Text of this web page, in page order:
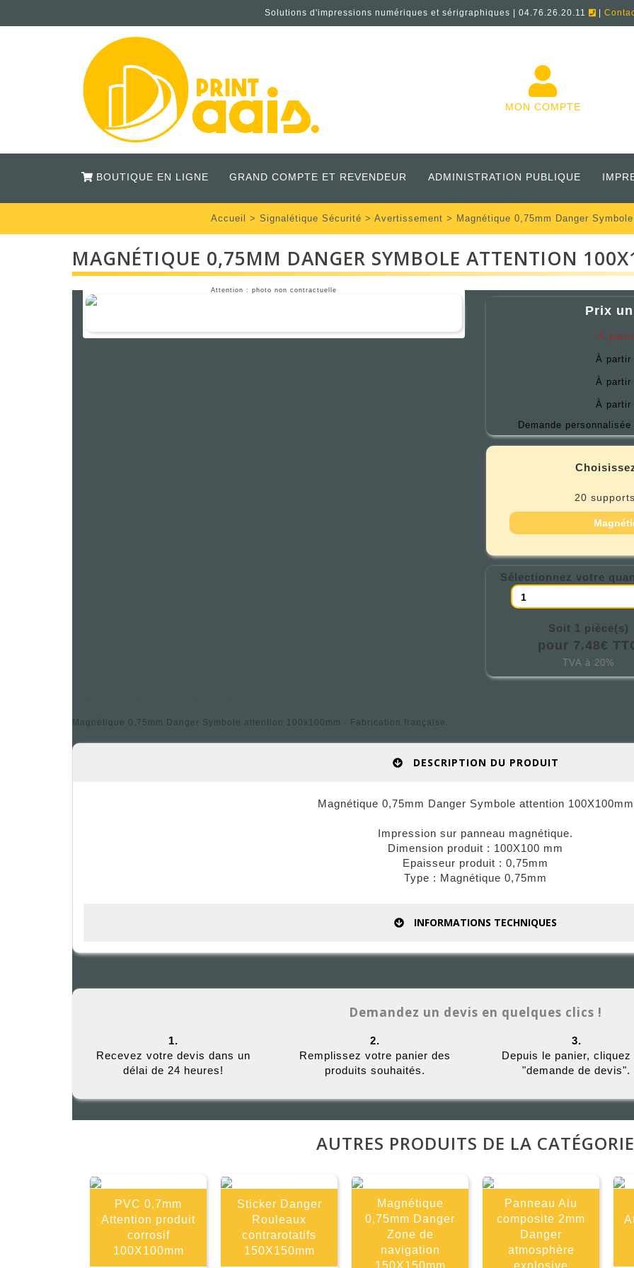
Solutions d'impressions numériques et sérigraphiques | 04.76.26.20.11 |
MON COMPTE
BOUTIQUE EN LIGNE GRAND COMPTE ET REVENDEUR ADMINISTRATION PUBLIQUE
Accueil > Signalétique Sécurité > Avertissement > Magnétique 0,75mm Danger
MAGNÉTIQUE 0,75MM DANGER SYMBOLE ATTENTION
Attention : photo non contractuelle
Prix
À
À
À
À
Demande
20
Sélectionnez votre
Soit 1 pièce(s)
pour 7.48€
TVA à 20%
Magnétique 0,75mm Danger Symbole attention 100x100mm - Fabrication française.
DESCRIPTION DU PRODUIT
Magnétique 0,75mm Danger Symbole attention 100X100mm
Impression sur panneau magnétique.
Dimension produit : 100X100 mm
Epaisseur produit : 0,75mm
Type : Magnétique 0,75mm
INFORMATIONS TECHNIQUES
Demandez un devis en quelques clics !
1.
Recevez votre devis dans un
délai de 24 heures!
2.
Remplissez votre panier des
produits souhaités.
3.
Depuis le panier, cliquez
"demande de devis".
AUTRES PRODUITS DE LA CATÉGORIE
PVC 0,7mm
Attention produit
corrosif
100X100mm
Sticker Danger
Rouleaux
contrarotatifs
150X150mm
Magnétique
0,75mm Danger
Zone de
navigation
150X150mm
Panneau Alu
composite 2mm
Danger
atmosphère
explosive